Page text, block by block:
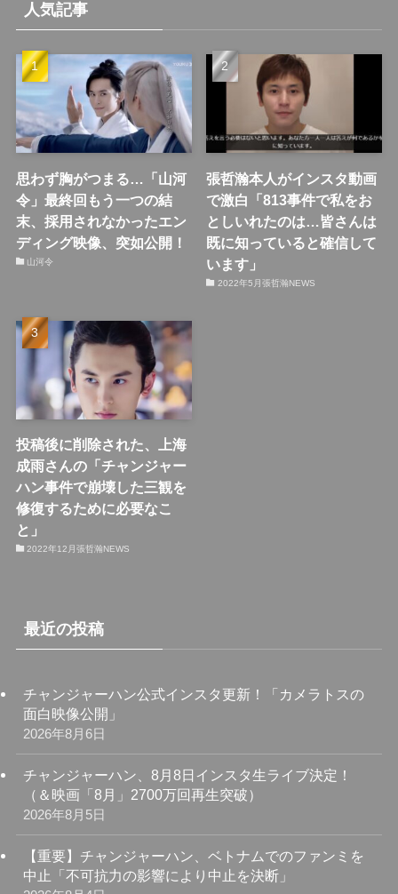
人気記事
思わず胸がつまる…「山河
令」最終回もう一つの結
末、採用されなかったエン
ディング映像、突如公開！
山河令
張哲瀚本人がインスタ動画
で激白「813事件で私をお
としいれたのは…皆さんは
既に知っていると確信して
います」
2022年5月張哲瀚NEWS
投稿後に削除された、上海
成雨さんの「チャンジャー
ハン事件で崩壊した三観を
修復するために必要なこ
と」
2022年12月張哲瀚NEWS
最近の投稿
チャンジャーハン公式インスタ更新！「カメラトスの
面白映像公開」
2026年8月6日
チャンジャーハン、8月8日インスタ生ライブ決定！
（＆映画「8月」2700万回再生突破）
2026年8月5日
【重要】チャンジャーハン、ベトナムでのファンミを
中止「不可抗力の影響により中止を決断」